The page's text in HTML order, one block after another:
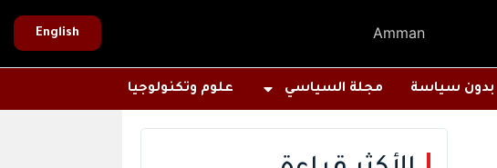
Amman
English
بدون سياسة مجلة السياسي علوم وتكنولوجيا